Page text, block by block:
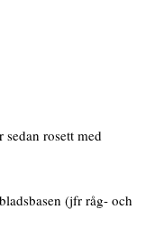
rosett med
(jfr råg- och